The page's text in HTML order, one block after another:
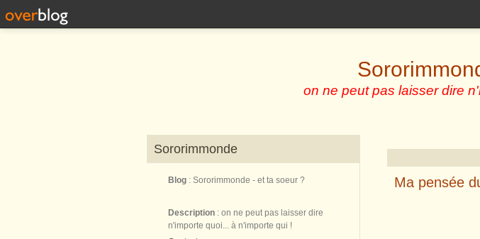
on ne peut pas laisser dire
Sororimmonde
Blog : Sororimmonde - et ta soeur ?
Description : on ne peut pas laisser dire
n'importe quoi... à n'importe qui !
Ma pensée